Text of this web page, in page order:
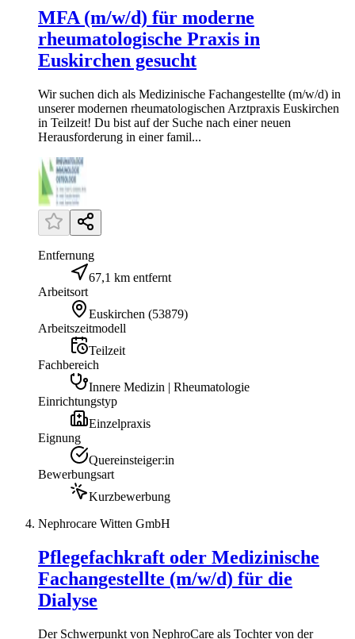
MFA (m/w/d) für moderne
rheumatologische Praxis in
Euskirchen gesucht
Wir suchen dich als Medizinische Fachangestellte (m/w/d) in
unserer modernen rheumatologischen Arztpraxis Euskirchen
in Teilzeit! Du bist auf der Suche nach einer neuen
Herausforderung in einer famil...
Entfernung
67,1 km entfernt
Arbeitsort
Euskirchen (53879)
Arbeitszeitmodell
Teilzeit
Fachbereich
Innere Medizin | Rheumatologie
Einrichtungstyp
Einzelpraxis
Eignung
Quereinsteiger:in
Bewerbungsart
Kurzbewerbung
Nephrocare Witten GmbH
Pflegefachkraft oder Medizinische
Fachangestellte (m/w/d) für die
Dialyse
Der Schwerpunkt von NephroCare als Tochter von der